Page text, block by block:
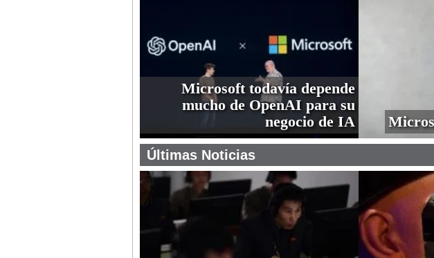
Microsoft todavía depende
mucho de OpenAI para su
negocio de IA
Últimas Noticias